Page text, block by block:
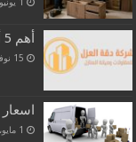
أهم 5 أخطاء شائعة في تنفيذ العزل وكيف تتجنبها
15 نوفمبر، 2025
1 مايو، 2023